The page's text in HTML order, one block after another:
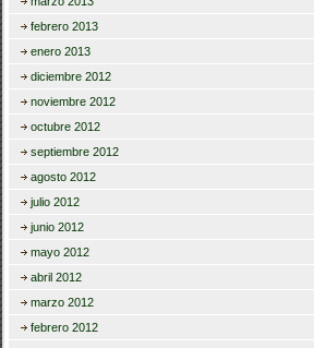
febrero 2013
enero 2013
diciembre 2012
noviembre 2012
octubre 2012
septiembre 2012
agosto 2012
julio 2012
junio 2012
mayo 2012
abril 2012
marzo 2012
febrero 2012